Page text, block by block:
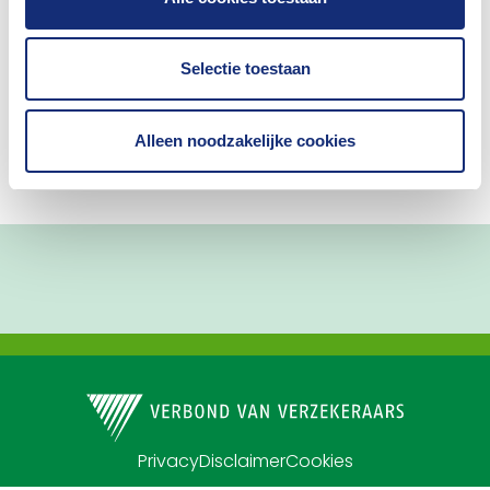
Selectie toestaan
Alleen noodzakelijke cookies
1
PrivacyDisclaimerCookies